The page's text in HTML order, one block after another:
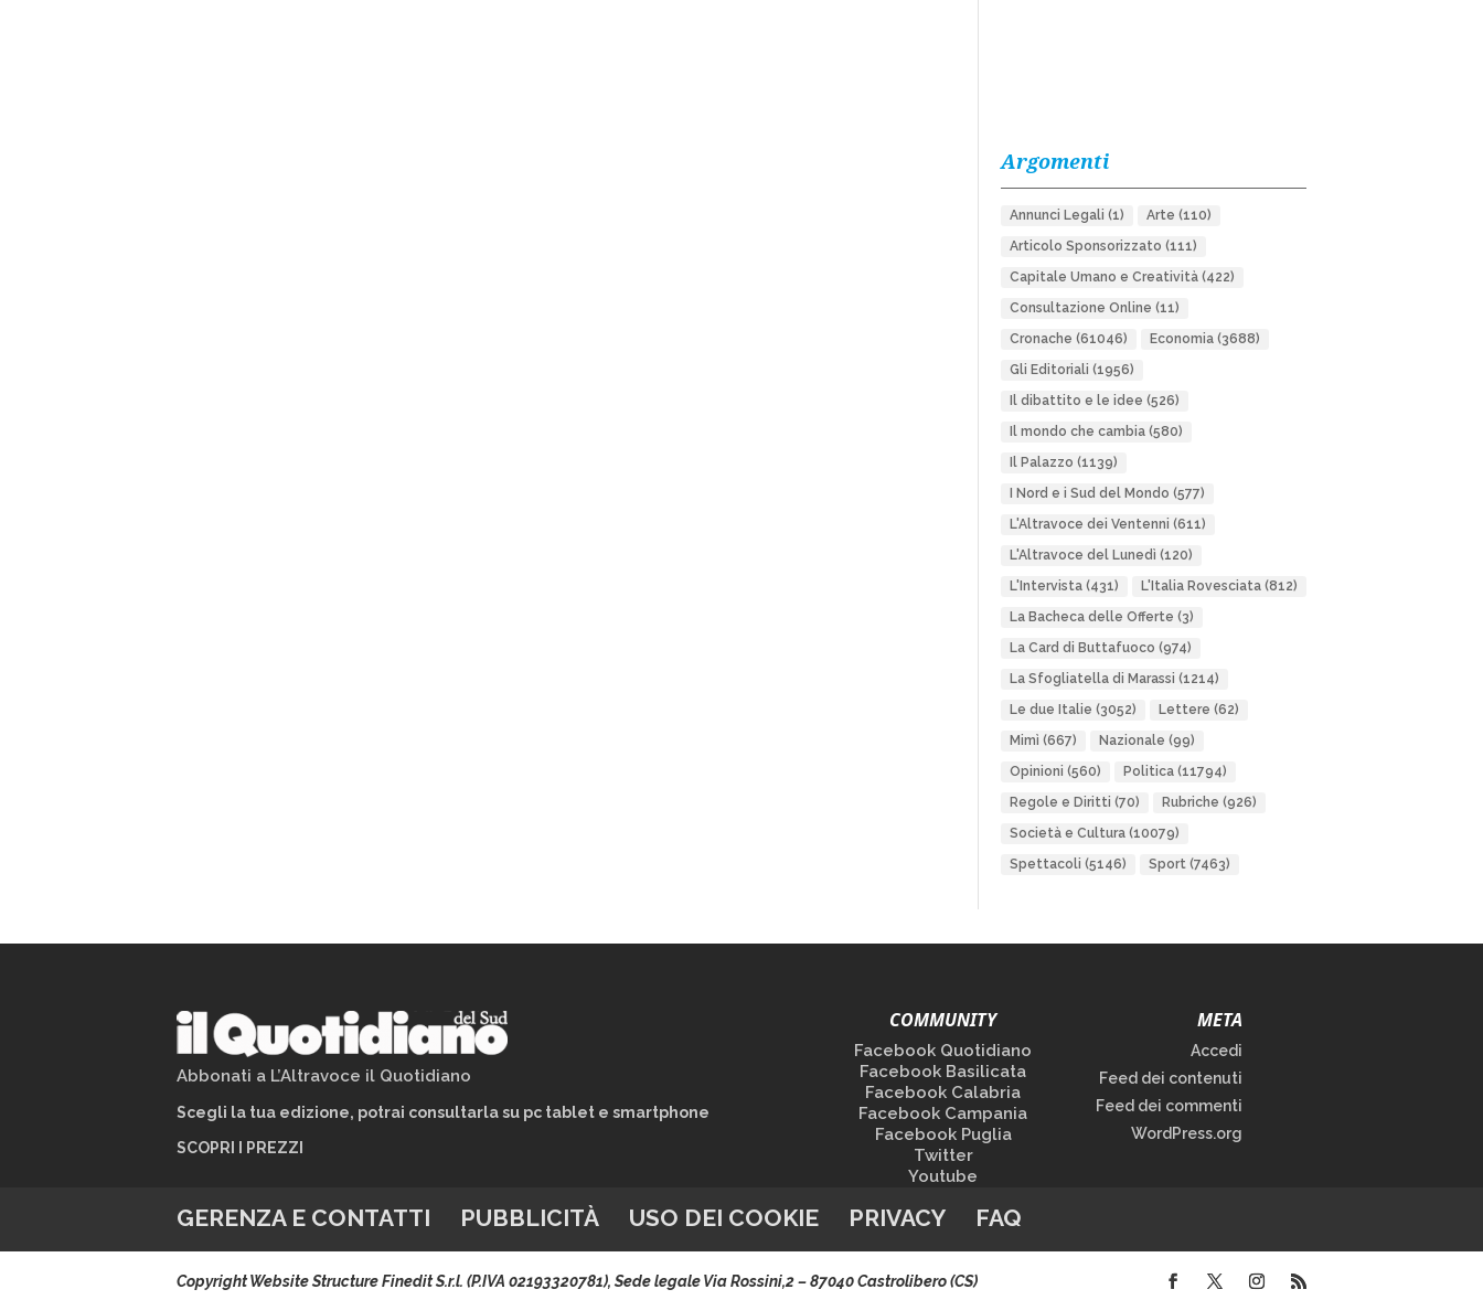
Argomenti
Annunci Legali (1) Arte (110)
Articolo Sponsorizzato (111)
Capitale Umano e Creatività(422)
Consultazione Online (11)
Cronache (61046) Economia(3688)
Gli Editoriali (1956)
Il dibattito e le idee (526)
Il mondo che cambia(580)
Il Palazzo (1139)
I Nord e i Sud del Mondo (577)
L'Altravoce dei Ventenni (611)
L'Altravoce del Lunedì (120)
L'Intervista(431) L'Italia Rovesciata(812)
La Bacheca delle Offerte (3)
La Card di Buttafuoco (974)
La Sfogliatella di Marassi (1214)
Le due Italie (3052) Lettere (62)
Mimì (667) Nazionale (99)
Opinioni (560) Politica(11794)
Regole e Diritti (70) Rubriche (926)
Società e Cultura(10079)
Spettacoli (5146) Sport(7463)
Abbonati a L’Altravoce il Quotidiano
Scegli la tua edizione, potrai consultarla su pc tablet e smartphone
SCOPRI I PREZZI
COMMUNITY
Facebook Quotidiano
Facebook Basilicata
Facebook Calabria
Facebook Campania
Facebook Puglia
Twitter
Youtube
META
Accedi
Feed dei contenuti
Feed dei commenti
WordPress.org
GERENZA E CONTATTI PUBBLICITÀ USO DEI COOKIE PRIVACY FAQ
Copyright Website Structure Finedit S.r.l. (P.IVA 02193320781), Sede legale Via Rossini,2 – 87040 Castrolibero (CS)